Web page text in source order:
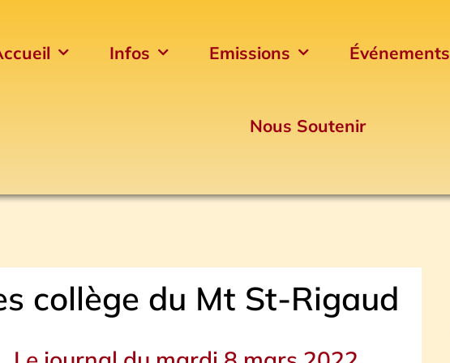
Infos Emissions Événements
Nous Soutenir
collège du Mt St-Rigaud